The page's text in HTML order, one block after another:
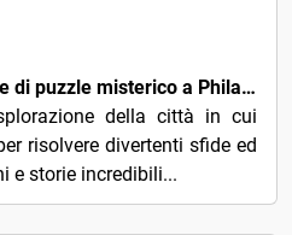
Risolvi il caso: Escursione di puzzle misterico a Philadelphia
della città in cui
risolvere divertenti sfide ed
e storie incredibili...